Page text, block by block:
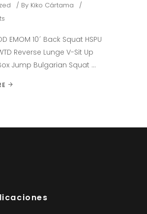
By Kiko Cártama
EMOM 10´ Back Squat HSPU
Reverse Lunge V-Sit Up
Box Jump Bulgarian Squat